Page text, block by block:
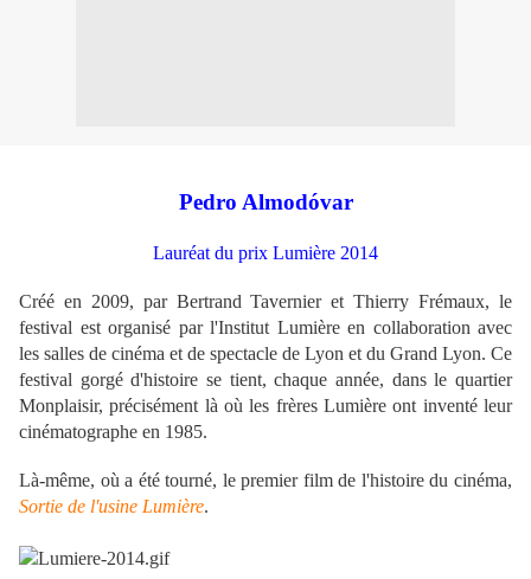
Pedro Almodóvar
Lauréat du prix Lumière 2014
Créé en 2009, par Bertrand Tavernier et Thierry Frémaux, le
festival est organisé par l'Institut Lumière en collaboration avec
les salles de cinéma et de spectacle de Lyon et du Grand Lyon. Ce
festival gorgé d'histoire se tient, chaque année, dans le quartier
Monplaisir, précisément là où les frères Lumière ont inventé leur
cinématographe en 1985.
Là-même, où a été tourné, le premier film de l'histoire du cinéma,
Sortie de l'usine Lumière.